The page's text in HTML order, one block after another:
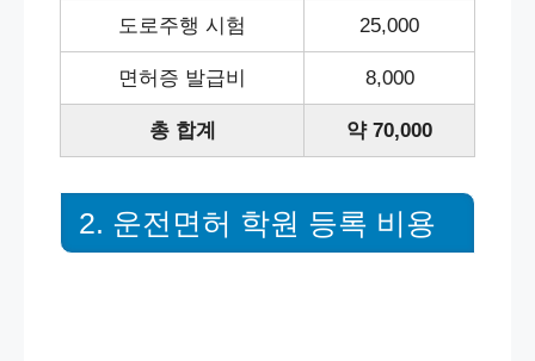
도로주행 시험 25,000
면허증 발급비 8,000
총 합계 약 70,000
2. 운전면허 학원 등록 비용